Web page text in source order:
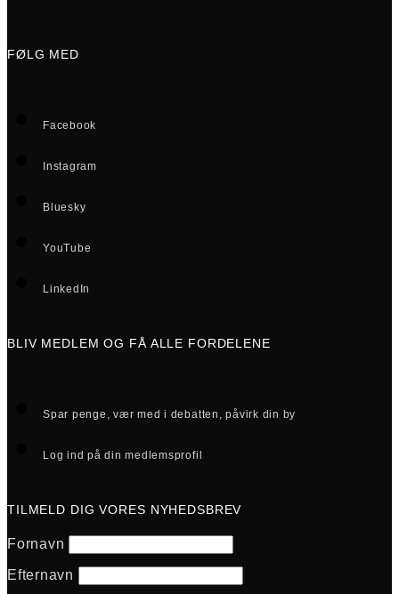
FØLG MED
Facebook
Instagram
Bluesky
YouTube
LinkedIn
BLIV MEDLEM OG FÅ ALLE FORDELENE
Spar penge, vær med i debatten, påvirk din by
Log ind på din medlemsprofil
TILMELD DIG VORES NYHEDSBREV
Fornavn
Efternavn